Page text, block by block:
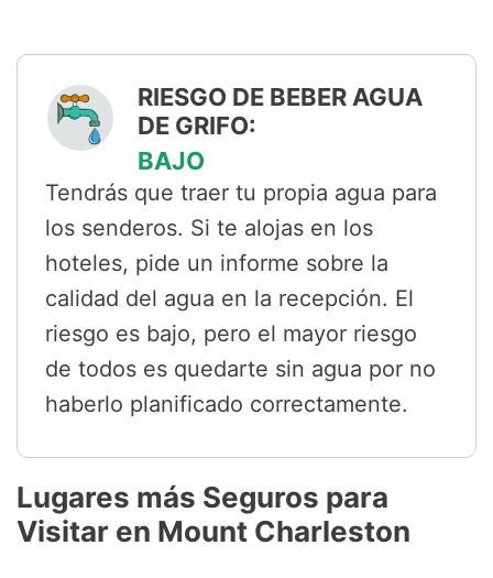
RIESGO DE BEBER AGUA
DE GRIFO:
BAJO
Tendrás que traer tu propia agua para
los senderos. Si te alojas en los
hoteles, pide un informe sobre la
calidad del agua en la recepción. El
riesgo es bajo, pero el mayor riesgo
de todos es quedarte sin agua por no
haberlo planificado correctamente.
Lugares más Seguros para
Visitar en Mount Charleston